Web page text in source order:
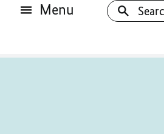
Menu